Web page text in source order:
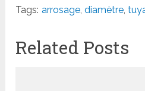
Tags: arrosage,diamètre,
Related Posts